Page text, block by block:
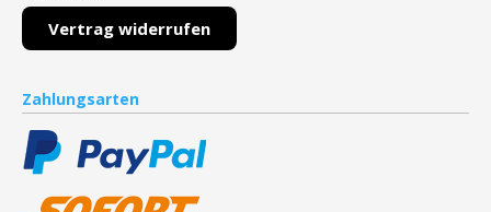
Vertrag widerrufen
Zahlungsarten